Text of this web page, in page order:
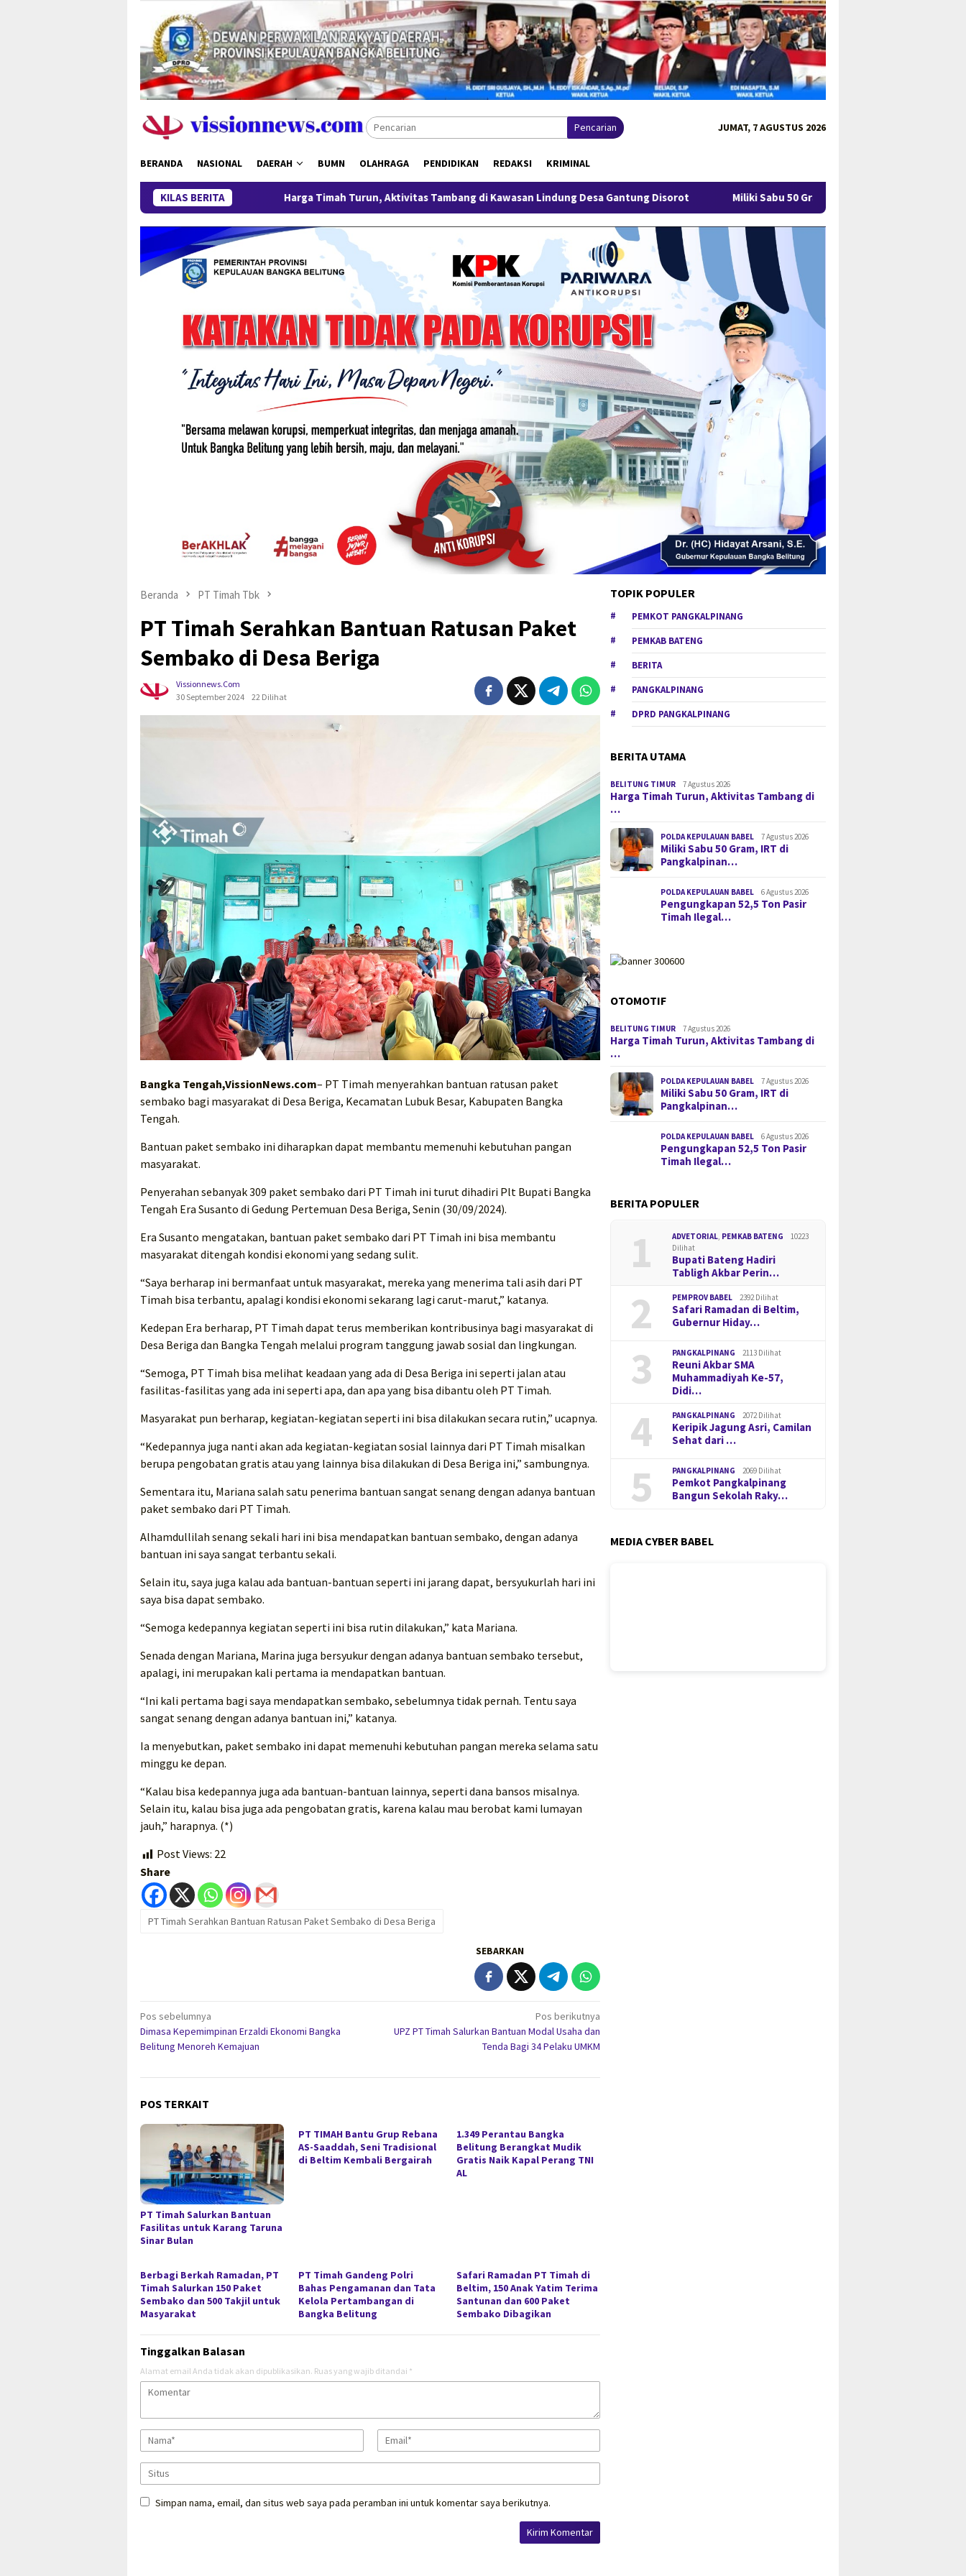
konten
Pencarian JUMAT, 7 AGUSTUS 2026
BERANDA NASIONAL DAERAH BUMN OLAHRAGA PENDIDIKAN REDAKSI KRIMINAL
KILAS BERITA
Harga Timah Turun, Aktivitas Tambang di Kawasan Lindung Desa Gantung Disorot Miliki Sabu 50 Gram, IRT di Pangkalpinang Ditangkap Ditresnarkoba
Beranda PT Timah Tbk
PT Timah Serahkan Bantuan Ratusan Paket
Sembako di Desa Beriga
Vissionnews.com
30 September 2024
22 Dilihat
Bangka Tengah,VissionNews.com– PT Timah menyerahkan bantuan ratusan paket
sembako bagi masyarakat di Desa Beriga, Kecamatan Lubuk Besar, Kabupaten Bangka
Tengah.
Bantuan paket sembako ini diharapkan dapat membantu memenuhi kebutuhan pangan
masyarakat.
Penyerahan sebanyak 309 paket sembako dari PT Timah ini turut dihadiri Plt Bupati Bangka
Tengah Era Susanto di Gedung Pertemuan Desa Beriga, Senin (30/09/2024).
Era Susanto mengatakan, bantuan paket sembako dari PT Timah ini bisa membantu
masyarakat ditengah kondisi ekonomi yang sedang sulit.
“Saya berharap ini bermanfaat untuk masyarakat, mereka yang menerima tali asih dari PT
Timah bisa terbantu, apalagi kondisi ekonomi sekarang lagi carut-marut,” katanya.
Kedepan Era berharap, PT Timah dapat terus memberikan kontribusinya bagi masyarakat di
Desa Beriga dan Bangka Tengah melalui program tanggung jawab sosial dan lingkungan.
“Semoga, PT Timah bisa melihat keadaan yang ada di Desa Beriga ini seperti jalan atau
fasilitas-fasilitas yang ada ini seperti apa, dan apa yang bisa dibantu oleh PT Timah.
Masyarakat pun berharap, kegiatan-kegiatan seperti ini bisa dilakukan secara rutin,” ucapnya.
“Kedepannya juga nanti akan ada kegiatan-kegiatan sosial lainnya dari PT Timah misalkan
berupa pengobatan gratis atau yang lainnya bisa dilakukan di Desa Beriga ini,” sambungnya.
Sementara itu, Mariana salah satu penerima bantuan sangat senang dengan adanya bantuan
paket sembako dari PT Timah.
Alhamdullilah senang sekali hari ini bisa mendapatkan bantuan sembako, dengan adanya
bantuan ini saya sangat terbantu sekali.
Selain itu, saya juga kalau ada bantuan-bantuan seperti ini jarang dapat, bersyukurlah hari ini
saya bisa dapat sembako.
“Semoga kedepannya kegiatan seperti ini bisa rutin dilakukan,” kata Mariana.
Senada dengan Mariana, Marina juga bersyukur dengan adanya bantuan sembako tersebut,
apalagi, ini merupakan kali pertama ia mendapatkan bantuan.
“Ini kali pertama bagi saya mendapatkan sembako, sebelumnya tidak pernah. Tentu saya
sangat senang dengan adanya bantuan ini,” katanya.
Ia menyebutkan, paket sembako ini dapat memenuhi kebutuhan pangan mereka selama satu
minggu ke depan.
“Kalau bisa kedepannya juga ada bantuan-bantuan lainnya, seperti dana bansos misalnya.
Selain itu, kalau bisa juga ada pengobatan gratis, karena kalau mau berobat kami lumayan
jauh,” harapnya. (*)
Post Views: 22
Share
PT Timah Serahkan Bantuan Ratusan Paket Sembako di Desa Beriga
SEBARKAN
Navigasi
pos
Pos sebelumnya
Dimasa Kepemimpinan Erzaldi Ekonomi Bangka
Belitung Menoreh Kemajuan
Pos berikutnya
UPZ PT Timah Salurkan Bantuan Modal Usaha dan
Tenda Bagi 34 Pelaku UMKM
POS TERKAIT
PT Timah Salurkan Bantuan
Fasilitas untuk Karang Taruna
Sinar Bulan
PT TIMAH Bantu Grup Rebana
AS-Saaddah, Seni Tradisional
di Beltim Kembali Bergairah
1.349 Perantau Bangka
Belitung Berangkat Mudik
Gratis Naik Kapal Perang TNI
AL
Berbagi Berkah Ramadan, PT
Timah Salurkan 150 Paket
Sembako dan 500 Takjil untuk
Masyarakat
PT Timah Gandeng Polri
Bahas Pengamanan dan Tata
Kelola Pertambangan di
Bangka Belitung
Safari Ramadan PT Timah di
Beltim, 150 Anak Yatim Terima
Santunan dan 600 Paket
Sembako Dibagikan
Tinggalkan Balasan
Alamat email Anda tidak akan dipublikasikan. Ruas yang wajib ditandai *
Simpan nama, email, dan situs web saya pada peramban ini untuk komentar saya berikutnya.
TOPIK POPULER
PEMKOT PANGKALPINANG
PEMKAB BATENG
BERITA
PANGKALPINANG
DPRD PANGKALPINANG
BERITA UTAMA
BELITUNG TIMUR 7 Agustus 2026
Harga Timah Turun, Aktivitas Tambang di
…
POLDA KEPULAUAN BABEL 7 Agustus 2026
Miliki Sabu 50 Gram, IRT di
Pangkalpinan…
POLDA KEPULAUAN BABEL 6 Agustus 2026
Pengungkapan 52,5 Ton Pasir
Timah Ilegal…
OTOMOTIF
BELITUNG TIMUR 7 Agustus 2026
Harga Timah Turun, Aktivitas Tambang di
…
POLDA KEPULAUAN BABEL 7 Agustus 2026
Miliki Sabu 50 Gram, IRT di
Pangkalpinan…
POLDA KEPULAUAN BABEL 6 Agustus 2026
Pengungkapan 52,5 Ton Pasir
Timah Ilegal…
BERITA POPULER
1 ADVETORIAL, PEMKAB BATENG
10223
Dilihat
Bupati Bateng Hadiri
Tabligh Akbar Perin…
2 PEMPROV BABEL 2392 Dilihat
Safari Ramadan di Beltim,
Gubernur Hiday…
3 PANGKALPINANG 2113 Dilihat
Reuni Akbar SMA
Muhammadiyah Ke-57,
Didi…
4 PANGKALPINANG 2072 Dilihat
Keripik Jagung Asri, Camilan
Sehat dari …
5 PANGKALPINANG 2069 Dilihat
Pemkot Pangkalpinang
Bangun Sekolah Raky…
MEDIA CYBER BABEL